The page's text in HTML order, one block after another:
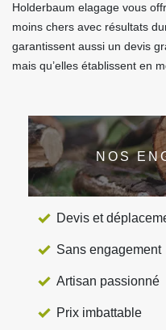
Holderbaum elagage vous
moins chers avec résultats
garantissent aussi un devis
mais qu’elles établissent en
NOS
Devis et
Sans engagement
Artisan passionné
Prix imbattable